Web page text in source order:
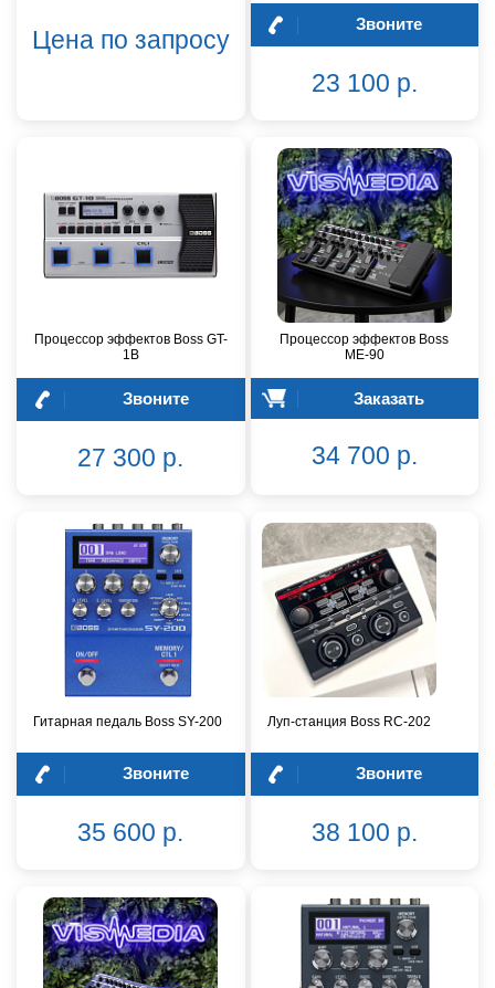
Цена по запросу
Звоните
23 100 р.
Процессор эффектов Boss GT-
1B
Звоните
27 300 р.
Процессор эффектов Boss
ME-90
Заказать
34 700 р.
Гитарная педаль Boss SY-200
Звоните
35 600 р.
Луп-станция Boss RC-202
Звоните
38 100 р.